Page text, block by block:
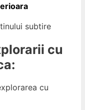
subtire
cu
cu